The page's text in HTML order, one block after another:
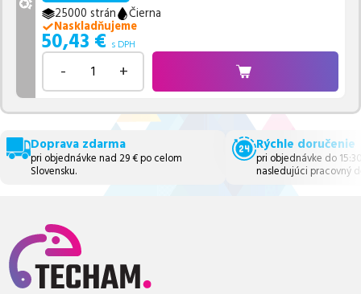
25000 strán
Čierna
Naskladňujeme
50,43 € s DPH
- +
Doprava zdarma
pri objednávke nad 29 € po celom
Slovensku.
Rýchle doručenie
pri objednávke do
nasledujúci pracovný